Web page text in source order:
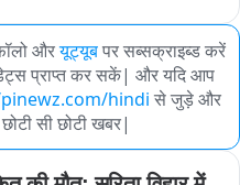
औरयूट्यूबपर सब्सक्राइब्ड करें
प्राप्त कर सकें| और यदि आप
hindi से जुड़े और
सी छोटी खबर|